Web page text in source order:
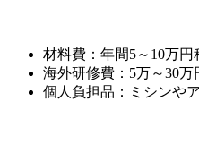
材料費：年間5～10万円
海外研修費：5万～30万
個人負担品：ミシンや